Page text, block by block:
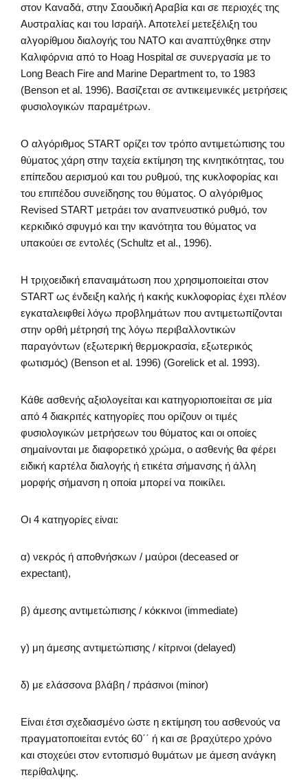
στον Καναδά, στην Σαουδική Αραβία και σε περιοχές της
Αυστραλίας και του Ισραήλ. Αποτελεί μετεξέλιξη του
αλγορίθμου διαλογής του ΝΑΤΟ και αναπτύχθηκε στην
Καλιφόρνια από το Hoag Hospital σε συνεργασία με το
Long Beach Fire and Marine Department το, το 1983
(Benson et al. 1996). Βασίζεται σε αντικειμενικές μετρήσεις
φυσιολογικών παραμέτρων.
Ο αλγόριθμος START ορίζει τον τρόπο αντιμετώπισης του
θύματος χάρη στην ταχεία εκτίμηση της κινητικότητας, του
επίπεδου αερισμού και του ρυθμού, της κυκλοφορίας και
του επιπέδου συνείδησης του θύματος. Ο αλγόριθμος
Revised START μετράει τον αναπνευστικό ρυθμό, τον
κερκιδικό σφυγμό και την ικανότητα του θύματος να
υπακούει σε εντολές (Schultz et al., 1996).
Η τριχοειδική επαναιμάτωση που χρησιμοποιείται στον
START ως ένδειξη καλής ή κακής κυκλοφορίας έχει πλέον
εγκαταλειφθεί λόγω προβλημάτων που αντιμετωπίζονται
στην ορθή μέτρησή της λόγω περιβαλλοντικών
παραγόντων (εξωτερική θερμοκρασία, εξωτερικός
φωτισμός) (Benson et al. 1996) (Gorelick et al. 1993).
Κάθε ασθενής αξιολογείται και κατηγοριοποιείται σε μία
από 4 διακριτές κατηγορίες που ορίζουν οι τιμές
φυσιολογικών μετρήσεων του θύματος και οι οποίες
σημαίνονται με διαφορετικό χρώμα, ο ασθενής θα φέρει
ειδική καρτέλα διαλογής ή ετικέτα σήμανσης ή άλλη
μορφής σήμανση η οποία μπορεί να ποικίλει.
Οι 4 κατηγορίες είναι:
α) νεκρός ή αποθνήσκων / μαύροι (deceased or
expectant),
β) άμεσης αντιμετώπισης / κόκκινοι (immediate)
γ) μη άμεσης αντιμετώπισης / κίτρινοι (delayed)
δ) με ελάσσονα βλάβη / πράσινοι (minor)
Είναι έτσι σχεδιασμένο ώστε η εκτίμηση του ασθενούς να
πραγματοποιείται εντός 60΄΄ ή και σε βραχύτερο χρόνο
και στοχεύει στον εντοπισμό θυμάτων με άμεση ανάγκη
περίθαλψης.